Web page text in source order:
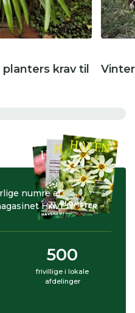
krav til
HAVEN
500
frivillige i lokale
afdelinger